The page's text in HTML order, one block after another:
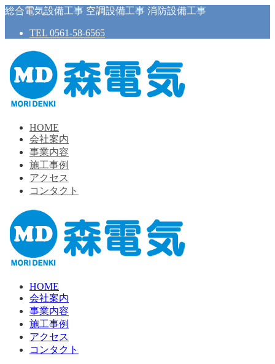
総合電気設備工事 空調設備工事 消防設備工事
TEL 0561-58-6565
HOME
会社案内
事業内容
施工事例
アクセス
コンタクト
HOME
会社案内
事業内容
施工事例
アクセス
コンタクト